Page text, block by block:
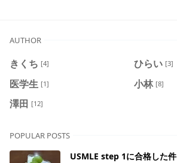
AUTHOR
きくち [4] ひらい [3]
医学生 [1] 小林 [8]
澤田 [12]
POPULAR POSTS
USMLE step 1に合格した件